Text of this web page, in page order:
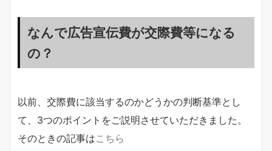
なんで広告宣伝費が交際費等になる
の？
以前、交際費に該当するのかどうかの判断基準とし
て、3つのポイントをご説明させていただきました。
そのときの記事はこちら